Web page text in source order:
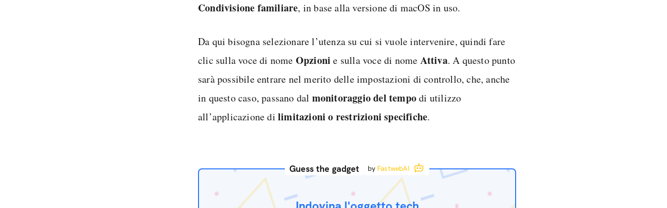
Condivisione familiare, in base alla versione di macOS in uso.
Da qui bisogna selezionare l’utenza su cui si vuole intervenire, quindi fare
clic sulla voce di nome Opzioni e sulla voce di nome Attiva. A questo punto
sarà possibile entrare nel merito delle impostazioni di controllo, che, anche
in questo caso, passano dal monitoraggio del tempodi utilizzo
all’applicazione di limitazioni o restrizioni specifiche.
Guess the gadget by FastwebAI